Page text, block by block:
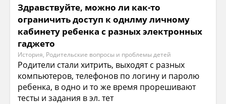
Здравствуйте, можно ли как-то
ограничить доступ к однлму личному
кабинету ребенка с разных электронных
гаджето
История, Родительские вопросы и проблемы детей
Родители стали хитрить, выходят с разных
компьютеров, телефонов по логину и паролю
ребенка, в одно и то же время прорешивают
тесты и задания в эл. тет